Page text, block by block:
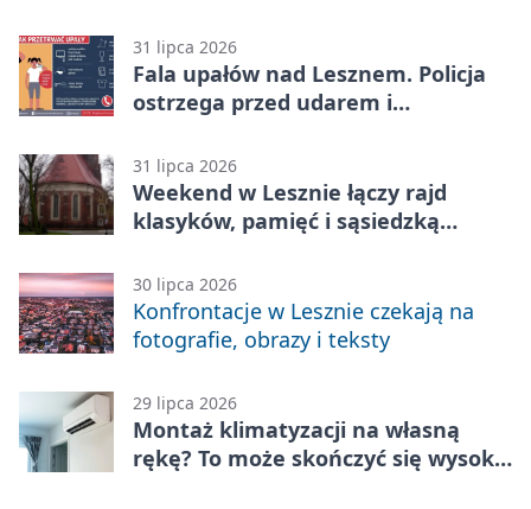
31 lipca 2026
Fala upałów nad Lesznem. Policja
ostrzega przed udarem i
31 lipca 2026
Weekend w Lesznie łączy rajd
klasyków, pamięć i sąsiedzką
30 lipca 2026
Konfrontacje w Lesznie czekają na
fotografie, obrazy i teksty
29 lipca 2026
Montaż klimatyzacji na własną
rękę? To może skończyć się wysoką